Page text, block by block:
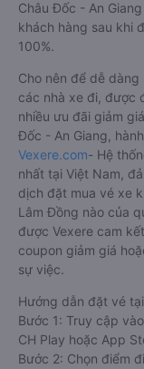
Châu Đốc - An
khách hàng sau khi
100%.
Cho nên để dễ
các nhà xe đi, được
nhiều ưu đãi giảm
Đốc - An Giang,
Vexere.com- Hệ
nhất tại Việt Nam,
dịch đặt mua vé xe
Lâm Đồng nào của
được Vexere cam
coupon giảm giá
sự việc.
Hướng dẫn đặt vé
Bước 1: Truy cập
CH Play hoặc App
Bước 2: Chọn điểm